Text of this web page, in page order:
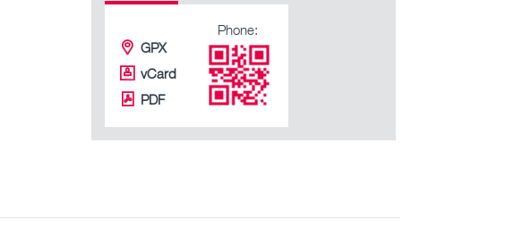
GPX
vCard
PDF
Phone: